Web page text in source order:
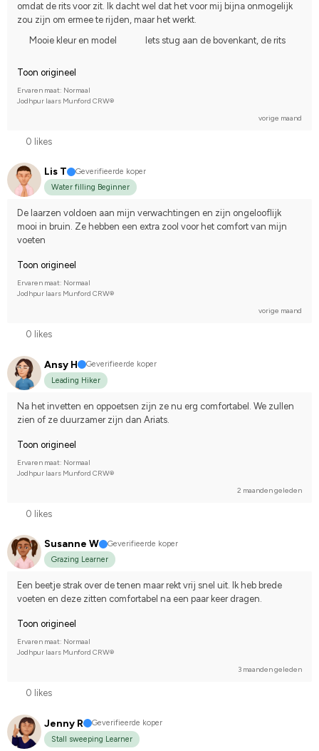
omdat de rits voor zit. Ik dacht wel dat het voor mij bijna onmogelijk
zou zijn om ermee te rijden, maar het werkt.
Mooie kleur en model
Iets stug aan de bovenkant, de rits
Toon origineel
Ervaren maat: Normaal
Jodhpur laars Munford CRW®
vorige maand
0 likes
Lis T
Geverifieerde koper
Water filling Beginner
De laarzen voldoen aan mijn verwachtingen en zijn ongelooflijk
mooi in bruin. Ze hebben een extra zool voor het comfort van mijn
voeten
Toon origineel
Ervaren maat: Normaal
Jodhpur laars Munford CRW®
vorige maand
0 likes
Ansy H
Geverifieerde koper
Leading Hiker
Na het invetten en oppoetsen zijn ze nu erg comfortabel. We zullen
zien of ze duurzamer zijn dan Ariats.
Toon origineel
Ervaren maat: Normaal
Jodhpur laars Munford CRW®
2 maanden geleden
0 likes
Susanne W
Geverifieerde koper
Grazing Learner
Een beetje strak over de tenen maar rekt vrij snel uit. Ik heb brede
voeten en deze zitten comfortabel na een paar keer dragen.
Toon origineel
Ervaren maat: Normaal
Jodhpur laars Munford CRW®
3 maanden geleden
0 likes
Jenny R
Geverifieerde koper
Stall sweeping Learner